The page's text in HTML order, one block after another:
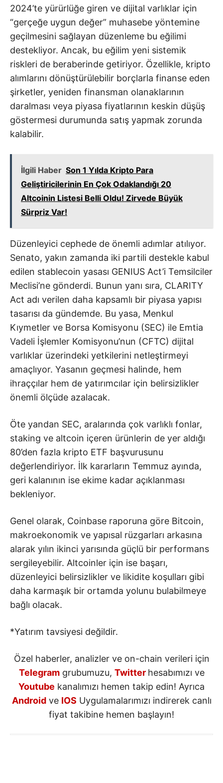
2024’te yürürlüğe giren ve dijital varlıklar için
“gerçeğe uygun değer” muhasebe yöntemine
geçilmesini sağlayan düzenleme bu eğilimi
destekliyor. Ancak, bu eğilim yeni sistemik
riskleri de beraberinde getiriyor. Özellikle, kripto
alımlarını dönüştürülebilir borçlarla finanse eden
şirketler, yeniden finansman olanaklarının
daralması veya piyasa fiyatlarının keskin düşüş
göstermesi durumunda satış yapmak zorunda
kalabilir.
İlgili Haber Son 1 Yılda Kripto Para
Geliştiricilerinin En Çok Odaklandığı 20
Altcoinin Listesi Belli Oldu! Zirvede Büyük
Sürpriz Var!
Düzenleyici cephede de önemli adımlar atılıyor.
Senato, yakın zamanda iki partili destekle kabul
edilen stablecoin yasası GENIUS Act’i Temsilciler
Meclisi’ne gönderdi. Bunun yanı sıra, CLARITY
Act adı verilen daha kapsamlı bir piyasa yapısı
tasarısı da gündemde. Bu yasa, Menkul
Kıymetler ve Borsa Komisyonu (SEC) ile Emtia
Vadeli İşlemler Komisyonu’nun (CFTC) dijital
varlıklar üzerindeki yetkilerini netleştirmeyi
amaçlıyor. Yasanın geçmesi halinde, hem
ihraççılar hem de yatırımcılar için belirsizlikler
önemli ölçüde azalacak.
Öte yandan SEC, aralarında çok varlıklı fonlar,
staking ve altcoin içeren ürünlerin de yer aldığı
80’den fazla kripto ETF başvurusunu
değerlendiriyor. İlk kararların Temmuz ayında,
geri kalanının ise ekime kadar açıklanması
bekleniyor.
Genel olarak, Coinbase raporuna göre Bitcoin,
makroekonomik ve yapısal rüzgarları arkasına
alarak yılın ikinci yarısında güçlü bir performans
sergileyebilir. Altcoinler için ise başarı,
düzenleyici belirsizlikler ve likidite koşulları gibi
daha karmaşık bir ortamda yolunu bulabilmeye
bağlı olacak.
*Yatırım tavsiyesi değildir.
Özel haberler, analizler ve on-chain verileri için
Telegramgrubumuzu, Twitter hesabımızı ve
Youtube kanalımızı hemen takip edin! Ayrıca
Androidve IOS Uygulamalarımızı indirerek canlı
fiyat takibine hemen başlayın!